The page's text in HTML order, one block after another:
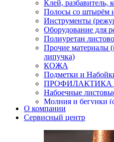
Клей, разбавитель,
Полосы со штырём
Инструменты
Оборудование для
Полиуретан
Прочие материалы
липучка)
КОЖА
Подметки и
ПРОФИЛАКТИКА
Набоечные
Молния и бегунки
Нитки,иглы-
Уход и косметика
Кнопки
Пряжки для ремня
О компании
Сервисный центр